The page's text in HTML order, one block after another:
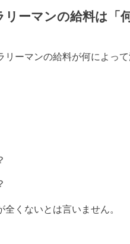
ーマンの給料は「
リーマンの給料が何によっ
全くないとは言いません。